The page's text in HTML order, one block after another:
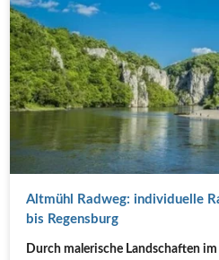
Altmühl Radweg: individuelle
bis Regensburg
Durch malerische Landschaften im